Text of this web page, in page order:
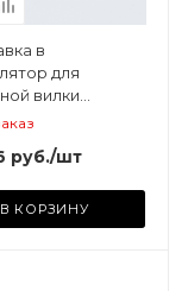
в
для
вилки
руб./шт
В КОРЗИНУ